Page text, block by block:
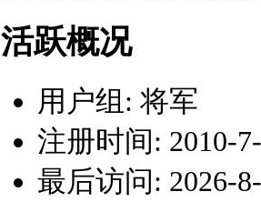
活跃概况
用户组: 将军
注册时间: 2010-
最后访问: 2026-